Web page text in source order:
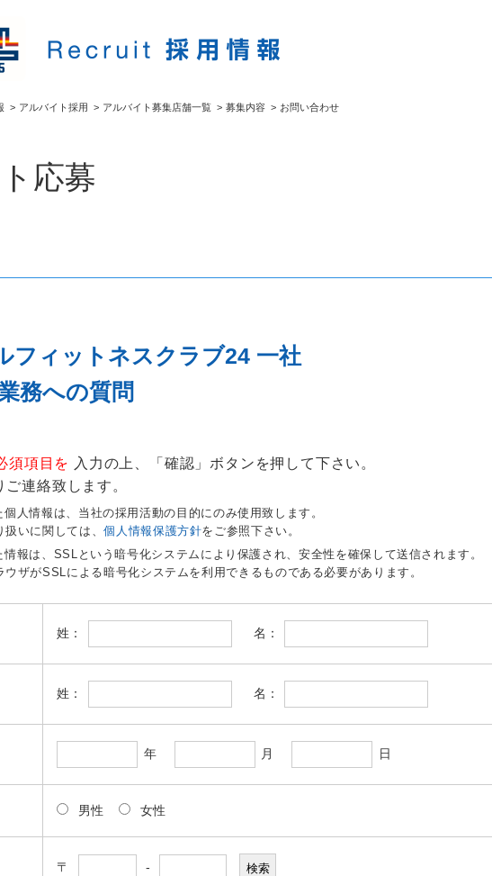
> アルバイト採用 > アルバイト募集店舗一覧 > 募集内容 > お問い合わせ
応募
フィットネスクラブ24 一社
務への質問
須項目を 入力の上、「確認」ボタンを押して下さい。
連絡致します。
人情報は、当社の採用活動の目的にのみ使用致します。
扱いに関しては、個人情報保護方針をご参照下さい。
報は、SSLという暗号化システムにより保護され、安全性を確保して送信されます。
ウザがSSLによる暗号化システムを利用できるものである必要があります。
姓： 名：
姓： 名：
年 月 日
男性 女性
〒 -